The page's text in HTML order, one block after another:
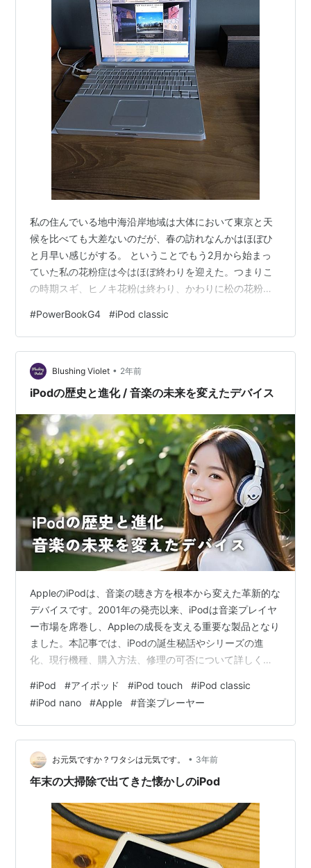
ラインナップ
iPod classic 第6.5世代
シルバー ブラック
160GB
iPod classic 第6世代
シルバー ブラック
80GB/160GB 80GB/160GB
第5.5世代iPod
ホワイト ブラック U2 Special Edition
30GB/80GB 30GB
第5世代iPod
ホワイト ブラック U2 Special Edition
30GB/60GB 30GB/60GB 30GB
私の住んでいる地中海沿岸地域は大体において東京と天
候を比べても大差ないのだが、春の訪れなんかはほぼひ
と月早い感じがする。 ということでもう2月から始まっ
ていた私の花粉症は今はほぼ終わりを迎えた。つまりこ
の時期スギ、ヒノキ花粉は終わり、かわりに松の花粉が
粒子というのが大きいらしくて、家の周りやクルマが黄
緑色に染まる。そうなると、ああ、もう松の花粉か、ス
ギ、ヒノキは終わりなんだ、と気づくわけです。時期を
ほぼ同じにして藤の花がまだ小さいけども咲き始める。
藤だけではなくて、2月には赤いボケの花なんかもこの辺
#PowerBookG4 #iPod classic
Blushing Violet • 2年前
iPodの歴史と進化 / 音楽の未来を変えたデバイス
AppleのiPodは、音楽の聴き方を根本から変えた革新的な
デバイスです。2001年の発売以来、iPodは音楽プレイヤ
ー市場を席巻し、Appleの成長を支える重要な製品となり
ました。本記事では、iPodの誕生秘話やシリーズの進
化、現行機種、購入方法、修理の可否について詳しく解
ったスティーブ・ジョブズのビジョンと、トニー・ファ
デルをはじめとする開発チームの努力によって実現しま
した。2001年当時、Appleはパーソナルコンピューター
市場で苦戦を強いられており、新たな収益源を模索して
いました。ジョブズは、音楽のデジタル化が進む中で…
#iPod #アイポッド #iPod touch #iPod classic
#iPod nano #Apple #音楽プレーヤー
お元気ですか？ワタシは元気です。 • 3年前
年末の大掃除で出てきた懐かしのiPod